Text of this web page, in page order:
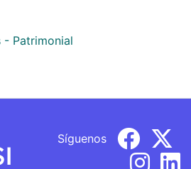
- Patrimonial
Síguenos